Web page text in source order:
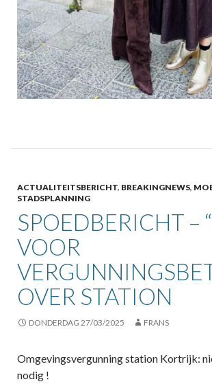
ACTUALITEITSBERICHT, BREAKINGNEWS,
STADSPLANNING
SPOEDBERICHT –
VOOR
OVER STATION
DONDERDAG 27/03/2025 FRANS
Omgevingsvergunning station Kortrijk:
nodig !